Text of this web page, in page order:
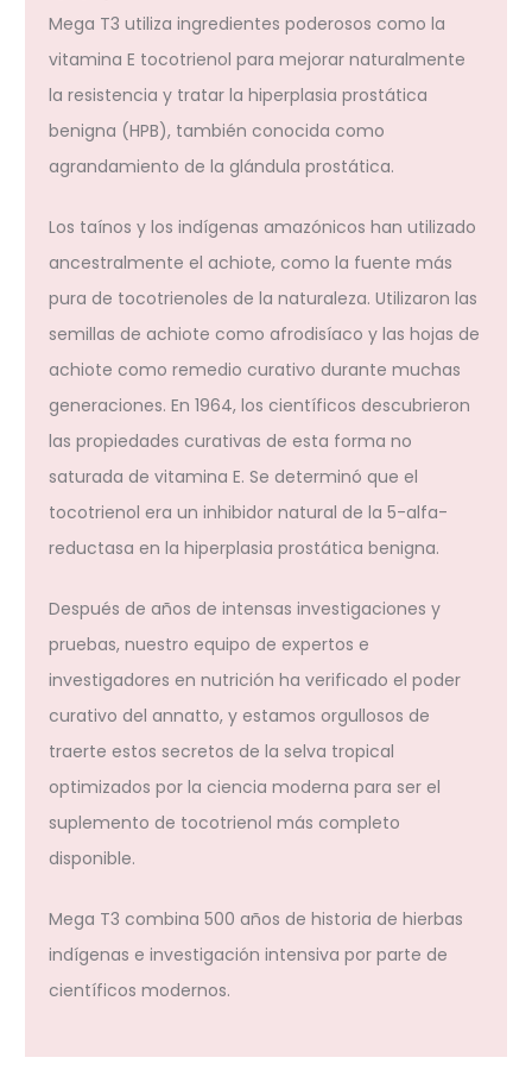
Mega T3 utiliza ingredientes poderosos como la
vitamina E tocotrienol para mejorar naturalmente
la resistencia y tratar la hiperplasia prostática
benigna (HPB), también conocida como
agrandamiento de la glándula prostática.
Los taínos y los indígenas amazónicos han utilizado
ancestralmente el achiote, como la fuente más
pura de tocotrienoles de la naturaleza. Utilizaron las
semillas de achiote como afrodisíaco y las hojas de
achiote como remedio curativo durante muchas
generaciones. En 1964, los científicos descubrieron
las propiedades curativas de esta forma no
saturada de vitamina E. Se determinó que el
tocotrienol era un inhibidor natural de la 5-alfa-
reductasa en la hiperplasia prostática benigna.
Después de años de intensas investigaciones y
pruebas, nuestro equipo de expertos e
investigadores en nutrición ha verificado el poder
curativo del annatto, y estamos orgullosos de
traerte estos secretos de la selva tropical
optimizados por la ciencia moderna para ser el
suplemento de tocotrienol más completo
disponible.
Mega T3 combina 500 años de historia de hierbas
indígenas e investigación intensiva por parte de
científicos modernos.